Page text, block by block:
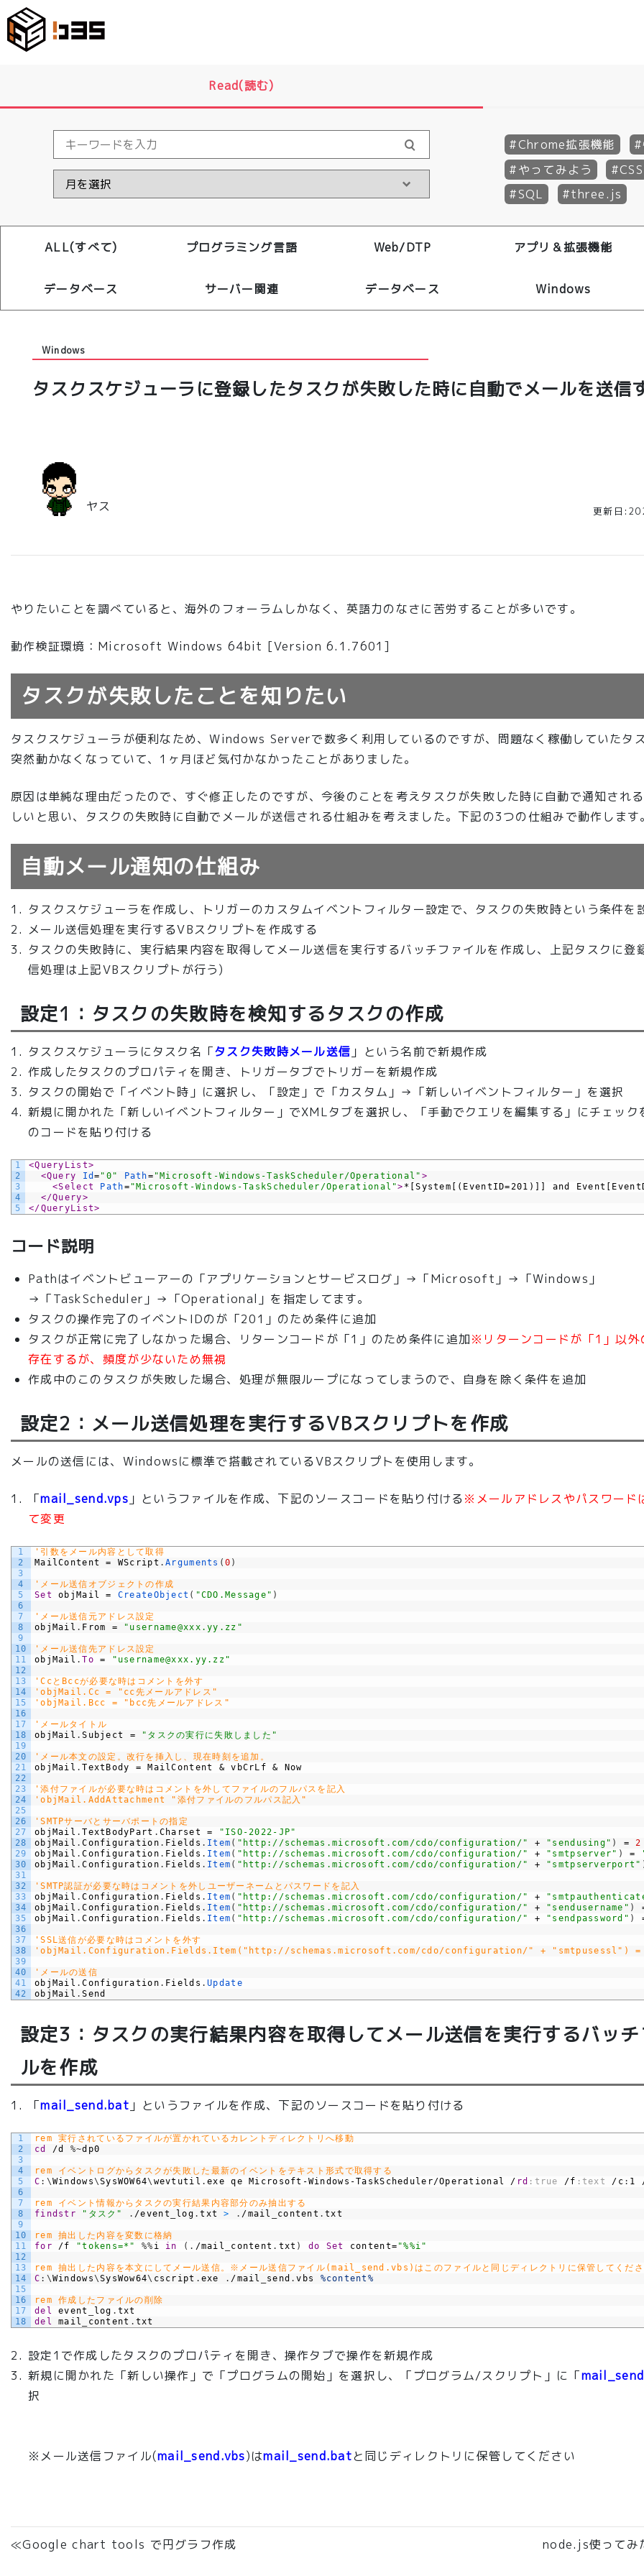
Read(読む)
Chrome拡張機能
やってみよう
CSS
SQL
three.js
ALL(すべて) プログラミング言語 Web/DTP アプリ＆拡張機能
データベース サーバー関連 データベース Windows
Windows
タスクスケジューラに登録したタスクが失敗した時に自動でメールを送信
ヤス 更新日
やりたいことを調べていると、海外のフォーラムしかなく、英語力のなさに苦労することが多いです。
動作検証環境：Microsoft Windows 64bit [Version 6.1.7601]
タスクが失敗したことを知りたい
タスクスケジューラが便利なため、Windows Serverで数多く利用しているのですが、問題なく稼働していたタ
突然動かなくなっていて、1ヶ月ほど気付かなかったことがありました。
原因は単純な理由だったので、すぐ修正したのですが、今後のことを考えタスクが失敗した時に自動で通知され
しいと思い、タスクの失敗時に自動でメールが送信される仕組みを考えました。下記の3つの仕組みで動作します。
自動メール通知の仕組み
タスクスケジューラを作成し、トリガーのカスタムイベントフィルター設定で、タスクの失敗時という条件を
メール送信処理を実行するVBスクリプトを作成する
タスクの失敗時に、実行結果内容を取得してメール送信を実行するバッチファイルを作成し、上記タスクに登
信処理は上記VBスクリプトが行う)
設定1：タスクの失敗時を検知するタスクの作成
タスクスケジューラにタスク名「タスク失敗時メール送信 」という名前で新規作成
作成したタスクのプロパティを開き、トリガータブでトリガーを新規作成
タスクの開始で「イベント時」に選択し、「設定」で「カスタム」→「新しいイベントフィルター」を選択
新規に開かれた「新しいイベントフィルター」でXMLタブを選択し、「手動でクエリを編集する」にチェック
のコードを貼り付ける
1
2
3
4
5
<QueryList>
<Query
Id= "0" Path= "Microsoft-Windows-TaskScheduler/Operational" >
<Select Path= "Microsoft-Windows-TaskScheduler/Operational"> *[System[(EventID=201)]] and
</Query>
</QueryList>
コード説明
Pathはイベントビューアーの「アプリケーションとサービスログ」→「Microsoft」→「Windows」
→「TaskScheduler」→「Operational」を指定してます。
タスクの操作完了のイベントIDのが「201」のため条件に追加
タスクが正常に完了しなかった場合、リターンコードが「1」のため条件に追加※リターンコードが「1」以外
存在するが、頻度が少ないため無視
作成中のこのタスクが失敗した場合、処理が無限ループになってしまうので、自身を除く条件を追加
設定2：メール送信処理を実行するVBスクリプトを作成
メールの送信には、Windowsに標準で搭載されているVBスクリプトを使用します。
「mail_send.vps 」というファイルを作成、下記のソースコードを貼り付ける※メールアドレスやパスワード
て変更
1
2
3
4
5
6
7
8
9
10
11
12
13
14
15
16
17
18
19
20
21
22
23
24
25
26
27
28
29
30
31
32
33
34
35
36
37
38
39
40
41
42
'引数をメール内容として取得
MailContent
= WScript .Arguments ( 0 )
'メール送信オブジェクトの作成
Set
objMail = CreateObject ( "CDO.Message" )
'メール送信元アドレス設定
objMail . From = "username@xxx.yy.zz"
'メール送信先アドレス設定
objMail .To = "username@xxx.yy.zz"
'CcとBccが必要な時はコメントを外す
'objMail.Cc = "cc先メールアドレス"
'objMail.Bcc = "bcc先メールアドレス"
'メールタイトル
objMail .Subject = "タスクの実行に失敗しました"
'メール本文の設定。改行を挿入し、現在時刻を追加。
objMail .TextBody = MailContent & vbCrLf & Now
'添付ファイルが必要な時はコメントを外してファイルのフルパスを記入
'objMail.AddAttachment "添付ファイルのフルパス記入"
'SMTPサーバとサーバポートの指定
objMail .TextBodyPart . Charset =
"ISO-2022-JP"
objMail .Configuration . Fields . Item ( "http://schemas.microsoft.com/cdo/configuration/" + "sendusing" ) =
2
objMail .Configuration . Fields . Item ( "http://schemas.microsoft.com/cdo/configuration/" + "smtpserver" ) =
objMail .Configuration . Fields . Item ( "http://schemas.microsoft.com/cdo/configuration/" + "smtpserverport"
'SMTP認証が必要な時はコメントを外しユーザーネームとパスワードを記入
objMail .Configuration . Fields . Item ( "http://schemas.microsoft.com/cdo/configuration/" +
objMail .Configuration . Fields . Item ( "http://schemas.microsoft.com/cdo/configuration/" + "sendusername" )
objMail .Configuration . Fields . Item ( "http://schemas.microsoft.com/cdo/configuration/" + "sendpassword" )
'SSL送信が必要な時はコメントを外す
'objMail.Configuration.Fields.Item("http://schemas.microsoft.com/cdo/configuration/" + "smtpusessl")
'メールの送信
objMail .Configuration . Fields .Update
objMail .Send
設定3：タスクの実行結果内容を取得してメール送信を実行するバッチ
ルを作成
「mail_send.bat 」というファイルを作成、下記のソースコードを貼り付ける
1
2
3
4
5
6
7
8
9
10
11
12
13
14
15
16
17
18
rem 実行されているファイルが置かれているカレントディレクトリへ移動
cd
/d %~dp0
rem イベントログからタスクが失敗した最新のイベントをテキスト形式で取得する
C : \Windows\SysWOW64\ wevtutil .exe qe Microsoft-Windows-TaskScheduler/Operational / rd :true /f :text /c : 1
rem イベント情報からタスクの実行結果内容部分のみ抽出する
findstr
"タスク" . /event log .txt > . /mail content .txt
rem 抽出した内容を変数に格納
for
/f "tokens=*" %% i in ( . /mail content . txt ) do Set content= "%%i"
rem 抽出した内容を本文にしてメール送信。※メール送信ファイル(mail_send.vbs)はこのファイルと同じディレクトリに保管してくだ
C : \Windows\SysWow64\ cscript . exe . /mail send .vbs %content%
rem 作成したファイルの削除
del
event log . txt
del
mail content . txt
設定1で作成したタスクのプロパティを開き、操作タブで操作を新規作成
新規に開かれた「新しい操作」で「プログラムの開始」を選択し、「プログラム/スクリプト」に「
択
※メール送信ファイル(mail_send.vbs)はmail_send.batと同じディレクトリに保管してください
≪Google chart tools で円グラフ作成 node.js使って